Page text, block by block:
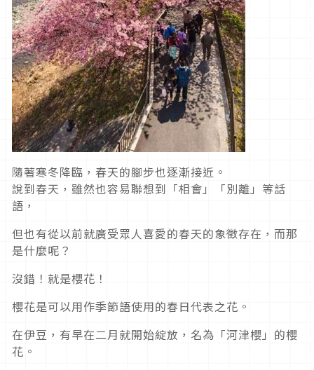
隨著寒冬降臨，春天的腳步也逐漸接近。
說到春天，雖然也容易聯想到「相會」「別離」等話
語，
但也有從以前就廣受眾人喜愛的春天的象徵存在，而那
是什麼呢？
沒錯！就是櫻花！
櫻花是可以用作季節語使用的春日代表之花。
在伊豆，有早在二月就開始綻放，名為「河津櫻」的櫻
花。